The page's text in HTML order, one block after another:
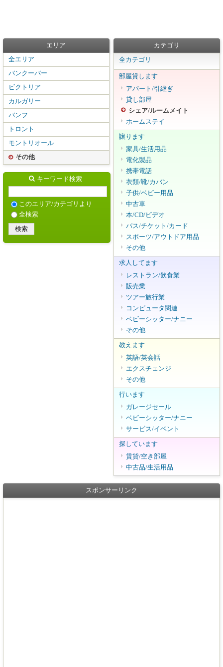
エリア
全エリア
バンクーバー
ビクトリア
カルガリー
バンフ
トロント
モントリオール
その他
カテゴリ
全カテゴリ
部屋貸します
アパート/引継ぎ
貸し部屋
シェア/ルームメイト
ホームステイ
譲ります
家具/生活用品
電化製品
携帯電話
衣類/靴/カバン
子供/ベビー用品
中古車
本/CD/ビデオ
パス/チケット/カード
スポーツ/アウトドア用品
その他
求人してます
レストラン/飲食業
販売業
ツアー旅行業
コンピュータ関連
ベビーシッター/ナニー
その他
教えます
英語/英会話
エクスチェンジ
その他
行います
ガレージセール
ベビーシッター/ナニー
サービス/イベント
探しています
賃貸/空き部屋
中古品/生活用品
キーワード検索
このエリア/カテゴリより
全検索
スポンサーリンク